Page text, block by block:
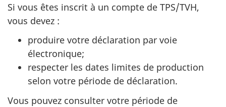
Si vous êtes inscrit à un compte de TPS/TVH,
vous devez :
produire votre déclaration par voie
électronique;
respecter les dates limites de production
selon votre période de déclaration.
Vous pouvez consulter votre période de